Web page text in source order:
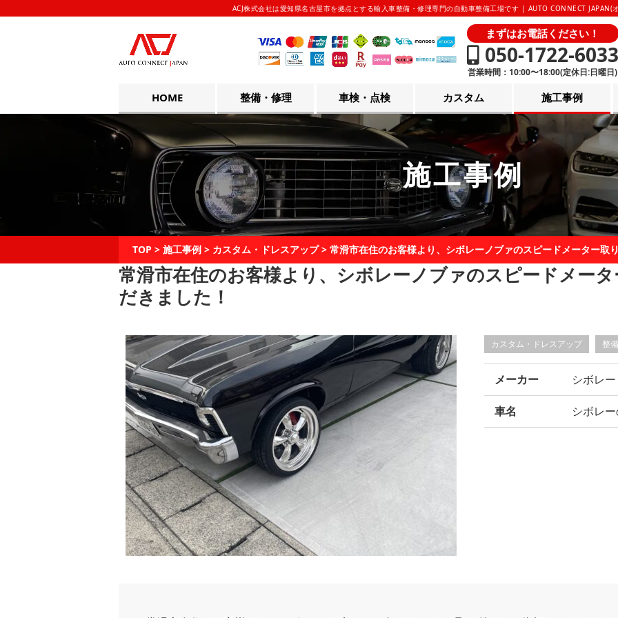
ACJ株式会社は愛知県名古屋市を拠点とする輸入車整備・修理専門の自動車整備工場です | AUTO CONNECT JAPAN(
まずはお電話ください！
050-1722-6033
営業時間：10:00〜18:00(定休日:日曜日)
HOME 整備・修理 車検・点検 カスタム 施工事例
施工事例
TOP > 施工事例 > カスタム・ドレスアップ> 常滑市在住のお客様より、シボレーノブァのスピードメーター取
常滑市在住のお客様より、シボレーノブァのスピードメー
だきました！
カスタム・ドレスアップ 整
メーカー シボレー
車名 シボレ